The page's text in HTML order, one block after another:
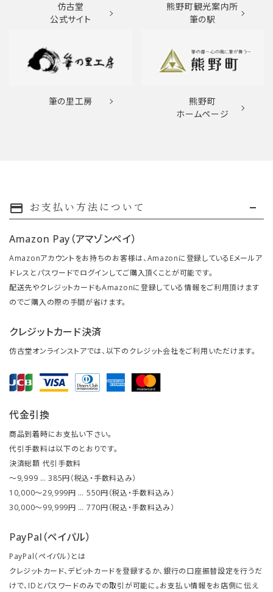
仿古堂
公式サイト
熊野町観光案内所
筆の駅
筆の里工房
熊野町
ホームページ
payment お支払い方法について
Amazon Pay（アマゾンペイ）
Amazonアカウントをお持ちのお客様は、Amazonに登録しているEメールア
ドレスとパスワードでログインしてご購入頂くことが可能です。
配送先やクレジットカードもAmazonに登録している情報をご利用頂けます
のでご購入の際の手間が省けます。
クレジットカード決済
仿古堂オンラインストアでは、以下のクレジット会社をご利用いただけます。
代金引換
商品到着時にお支払い下さい。
代引手数料は以下のとおりです。
決済総額 代引手数料
～9,999 … 385円（税込・手数料込み）
10,000～29,999円 … 550円（税込・手数料込み）
30,000～99,999円 … 770円（税込・手数料込み）
PayPal（ペイパル）
PayPal（ペイパル）とは
クレジットカード、デビットカードを登録するか、銀行の口座振替設定を行うだ
けで、IDとパスワードのみでの取引が可能に。お支払い情報をお店側に伝え